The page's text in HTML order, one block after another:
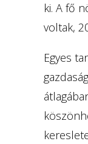
ki. A fő
voltak,
Egyes